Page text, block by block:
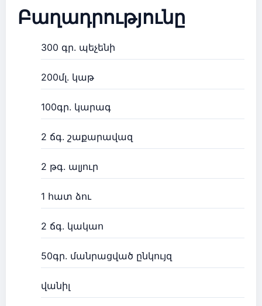
Բաղադրությունը
300 գր. պեչենի
200մլ. կաթ
100գր. կարագ
2 ճգ. շաքարավազ
2 թգ. ալյուր
1 հատ ձու
2 ճգ. կակաո
50գր. մանրացված ընկույզ
վանիլ